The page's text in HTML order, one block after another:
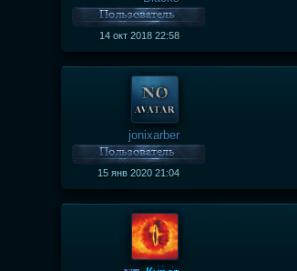
14 окт 2018 22:58
jonixarber
15 янв 2020 21:04